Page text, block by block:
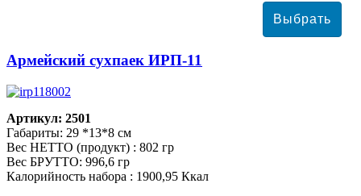
Армейский сухпаек ИРП-11
Артикул: 2501
Габариты: 29 *13*8 см
Вес НЕТТО (продукт) : 802 гр
Вес БРУТТО: 996,6 гр
Калорийность набора : 1900,95 Ккал